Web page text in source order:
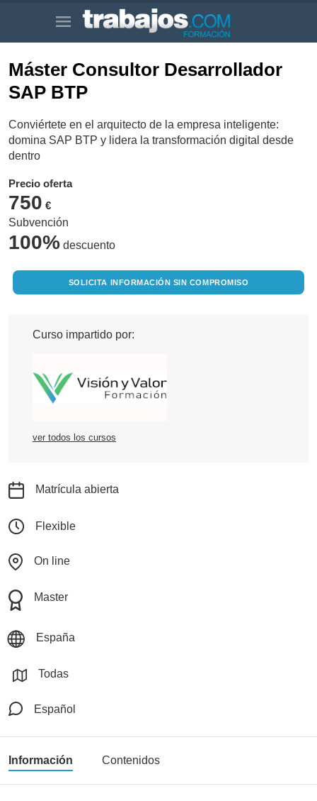
Máster Consultor Desarrollador
SAP BTP
Conviértete en el arquitecto de la empresa inteligente:
domina SAP BTP y lidera la transformación digital desde
dentro
Precio oferta
750 €
Subvención
100% descuento
SOLICITA INFORMACIÓN SIN COMPROMISO
Curso impartido por:
ver todos los cursos
Matrícula abierta
Flexible
On line
Master
España
Todas
Español
Información Contenidos